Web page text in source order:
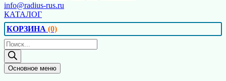
info@radius-rus.ru
КАТАЛОГ
КОРЗИНА (0)
Поиск
товаров
Основное меню